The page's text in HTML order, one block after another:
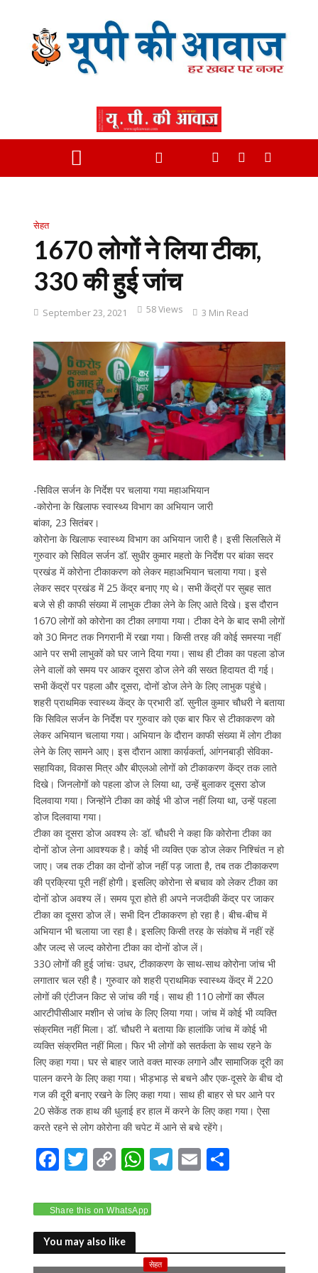
सेहत
1670 लोगों ने लिया टीका,
330 की हुई जांच
September 23, 2021 58 Views 3 Min Read
-सिविल सर्जन के निर्देश पर चलाया गया महाअभियान
-कोरोना के खिलाफ स्वास्थ्य विभाग का अभियान जारी
बांका, 23 सितंबर।
कोरोना के खिलाफ स्वास्थ्य विभाग का अभियान जारी है। इसी सिलसिले में
गुरुवार को सिविल सर्जन डॉ. सुधीर कुमार महतो के निर्देश पर बांका सदर
प्रखंड में कोरोना टीकाकरण को लेकर महाअभियान चलाया गया। इसे
लेकर सदर प्रखंड में 25 केंद्र बनाए गए थे। सभी केंद्रों पर सुबह सात
बजे से ही काफी संख्या में लाभुक टीका लेने के लिए आते दिखे। इस दौरान
1670 लोगों को कोरोना का टीका लगाया गया। टीका देने के बाद सभी लोगों
को 30 मिनट तक निगरानी में रखा गया। किसी तरह की कोई समस्या नहीं
आने पर सभी लाभुकों को घर जाने दिया गया। साथ ही टीका का पहला डोज
लेने वालों को समय पर आकर दूसरा डोज लेने की सख्त हिदायत दी गई।
सभी केंद्रों पर पहला और दूसरा, दोनों डोज लेने के लिए लाभुक पहुंचे।
शहरी प्राथमिक स्वास्थ्य केंद्र के प्रभारी डॉ. सुनील कुमार चौधरी ने बताया
कि सिविल सर्जन के निर्देश पर गुरुवार को एक बार फिर से टीकाकरण को
लेकर अभियान चलाया गया। अभियान के दौरान काफी संख्या में लोग टीका
लेने के लिए सामने आए। इस दौरान आशा कार्य़कर्ता, आंगनबाड़ी सेविका-
सहायिका, विकास मित्र और बीएलओ लोगों को टीकाकरण केंद्र तक लाते
दिखे। जिनलोगों को पहला डोज ले लिया था, उन्हें बुलाकर दूसरा डोज
दिलवाया गया। जिन्होंने टीका का कोई भी डोज नहीं लिया था, उन्हें पहला
डोज दिलवाया गया।
टीका का दूसरा डोज अवश्य लेः डॉ. चौधरी ने कहा कि कोरोना टीका का
दोनों डोज लेना आवश्यक है। कोई भी व्यक्ति एक डोज लेकर निश्चिंत न हो
जाए। जब तक टीका का दोनों डोज नहीं पड़ जाता है, तब तक टीकाकरण
की प्रक्रिया पूरी नहीं होगी। इसलिए कोरोना से बचाव को लेकर टीका का
दोनों डोज अवश्य लें। समय पूरा होते ही अपने नजदीकी केंद्र पर जाकर
टीका का दूसरा डोज लें। सभी दिन टीकाकरण हो रहा है। बीच-बीच में
अभियान भी चलाया जा रहा है। इसलिए किसी तरह के संकोच में नहीं रहें
और जल्द से जल्द कोरोना टीका का दोनों डोज लें।
330 लोगों की हुई जांचः उधर, टीकाकरण के साथ-साथ कोरोना जांच भी
लगातार चल रही है। गुरुवार को शहरी प्राथमिक स्वास्थ्य केंद्र में 220
लोगों की एंटीजन किट से जांच की गई। साथ ही 110 लोगों का सैंपल
आरटीपीसीआर मशीन से जांच के लिए लिया गया। जांच में कोई भी व्यक्ति
संक्रमित नहीं मिला। डॉ. चौधरी ने बताया कि हालांकि जांच में कोई भी
व्यक्ति संक्रमित नहीं मिला। फिर भी लोगों को सतर्कता के साथ रहने के
लिए कहा गया। घर से बाहर जाते वक्त मास्क लगाने और सामाजिक दूरी का
पालन करने के लिए कहा गया। भीड़भाड़ से बचने और एक-दूसरे के बीच दो
गज की दूरी बनाए रखने के लिए कहा गया। साथ ही बाहर से घर आने पर
20 सेकेंड तक हाथ की धुलाई हर हाल में करने के लिए कहा गया। ऐसा
करते रहने से लोग कोरोना की चपेट में आने से बचे रहेंगे।
F
e
b
o
T
itt
er
C
p
y
Li
W
at
A
T
a
E S
Share this on WhatsApp
You may also like
सेहत